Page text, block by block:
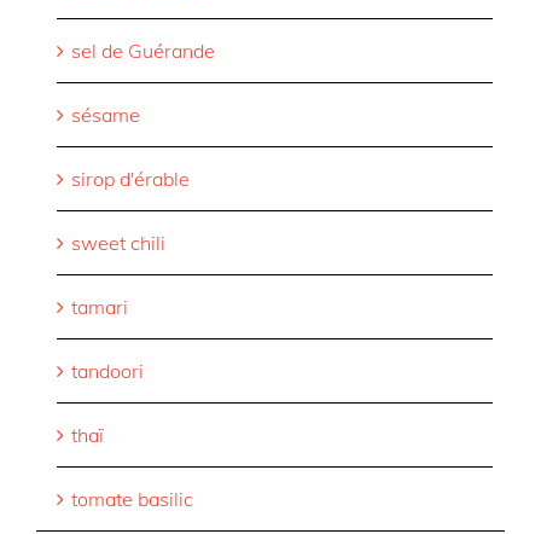
sel de Guérande
sésame
sirop d'érable
sweet chili
tamari
tandoori
thaï
tomate basilic